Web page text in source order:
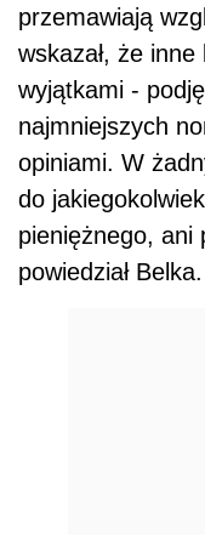
przemawiają
wskazał, że
wyjątkami -
najmniejszych
opiniami. W
do
pieniężnego, ani
powiedział Belka.